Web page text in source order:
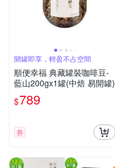
開罐即享，輕盈不占空間
順便幸福 典藏罐裝咖啡豆-
藍山200gx1罐(中焙 易開罐)
$789
券